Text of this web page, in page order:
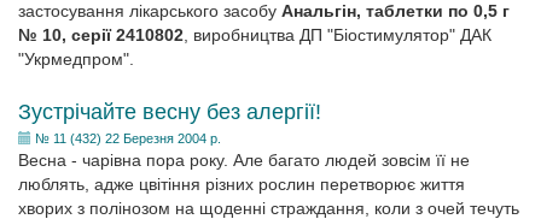
застосування лікарського засобу Анальгін, таблетки по 0,5 г
№ 10, cepії 2410802 , виробництва ДП "Біостимулятор" ДАК
"Укрмедпром".
Зустрічайте весну без алергії!
№ 11 (432) 22 Березня 2004 р.
Весна - чарівна пора року. Але багато людей зовсім її не
люблять, адже цвітіння різних рослин перетворює життя
хворих з полінозом на щоденні страждання, коли з очей течуть